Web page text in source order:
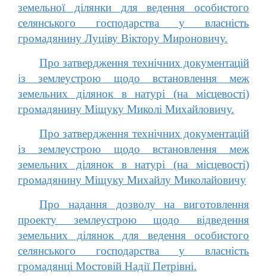
земельної ділянки для ведення особистого
селянського господарства у власність
громадянину Луціву Віктору Мироновичу.
Про затвердження технічних документацій
із землеустрою щодо встановлення меж
земельних ділянок в натурі (на місцевості)
громадянину Міщуку Миколі Михайловичу.
Про затвердження технічних документацій
із землеустрою щодо встановлення меж
земельних ділянок в натурі (на місцевості)
громадянину Міщуку Михайлу Миколайовичу
Про надання дозволу на виготовлення
проекту землеустрою щодо відведення
земельних ділянок для ведення особистого
селянського господарства у власність
громадянці Мостовій Надії Петрівні.